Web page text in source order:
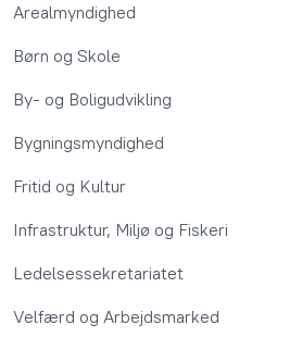
Arealmyndighed
Børn og Skole
By- og Boligudvikling
Bygningsmyndighed
Fritid og Kultur
Infrastruktur, Miljø og Fiskeri
Ledelsessekretariatet
Velfærd og Arbejdsmarked